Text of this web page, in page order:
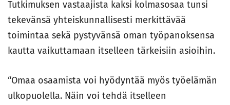
Tutkimuksen vastaajista kaksi kolmasosaa tunsi
tekevänsä yhteiskunnallisesti merkittävää
toimintaa sekä pystyvänsä oman työpanoksensa
kautta vaikuttamaan itselleen tärkeisiin asioihin.
“Omaa osaamista voi hyödyntää myös työelämän
ulkopuolella. Näin voi tehdä itselleen